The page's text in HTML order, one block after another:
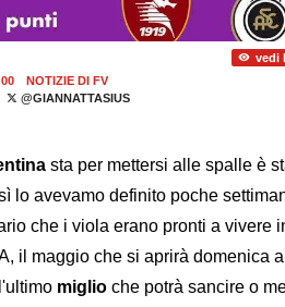
vedi
NOTIZIE DI FV
@GIANNATTASIUS
sta per mettersi alle spalle è
lo avevamo definito poche
che i viola erano pronti a vivere
il maggio che si aprirà domenica
l'ultimo miglio che potrà sancire o